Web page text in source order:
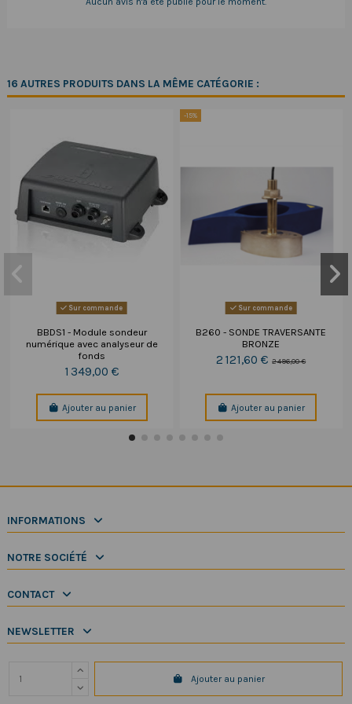
Ajouter au panier
16 AUTRES PRODUITS DANS LA MÊME CATÉGORIE :
Sur commande
BBDS1 - Module sondeur
numérique avec analyseur de
fonds
1 349,00 €
Ajouter au panier
-15%
Sur commande
B260 - SONDE TRAVERSANTE
BRONZE
2 121,60 €2 496,00 €
Ajouter au panier
INFORMATIONS
NOTRE SOCIÉTÉ
CONTACT
NEWSLETTER
Copyright 2025 SeaElec.fr - Tous droits réservés